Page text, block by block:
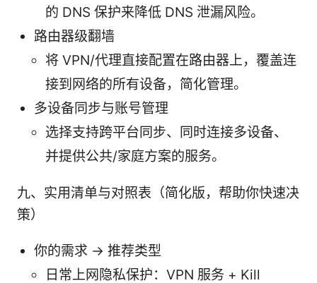
的 DNS 保护来降低 DNS 泄漏风险。
路由器级翻墙
将 VPN/代理直接配置在路由器上，覆盖连
接到网络的所有设备，简化管理。
多设备同步与账号管理
选择支持跨平台同步、同时连接多设备、
并提供公共/家庭方案的服务。
九、实用清单与对照表（简化版，帮助你快速决
策）
你的需求 → 推荐类型
日常上网隐私保护：VPN 服务 + Kill